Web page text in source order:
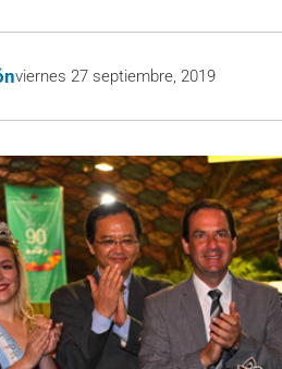
viernes 27 septiembre, 2019